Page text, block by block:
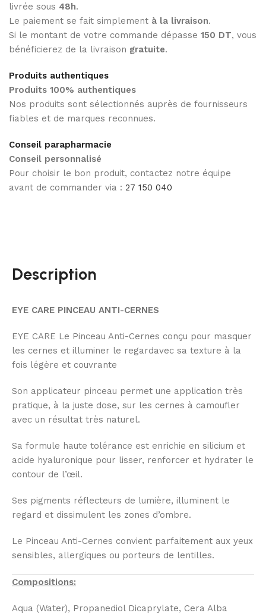
livrée sous 48h.
Le paiement se fait simplement à la livraison.
Si le montant de votre commande dépasse 150 DT, vous
bénéficierez de la livraison gratuite.
Produits authentiques
Produits 100% authentiques
Nos produits sont sélectionnés auprès de fournisseurs
fiables et de marques reconnues.
Conseil parapharmacie
Conseil personnalisé
Pour choisir le bon produit, contactez notre équipe
avant de commander via : 27 150 040
Description
EYE CARE PINCEAU ANTI-CERNES
EYE CARE Le Pinceau Anti-Cernes conçu pour masquer
les cernes et illuminer le regardavec sa texture à la
fois légère et couvrante
Son applicateur pinceau permet une application très
pratique, à la juste dose, sur les cernes à camoufler
avec un résultat très naturel.
Sa formule haute tolérance est enrichie en silicium et
acide hyaluronique pour lisser, renforcer et hydrater le
contour de l’œil.
Ses pigments réflecteurs de lumière, illuminent le
regard et dissimulent les zones d’ombre.
Le Pinceau Anti-Cernes convient parfaitement aux yeux
sensibles, allergiques ou porteurs de lentilles.
Compositions:
Aqua (Water), Propanediol Dicaprylate, Cera Alba